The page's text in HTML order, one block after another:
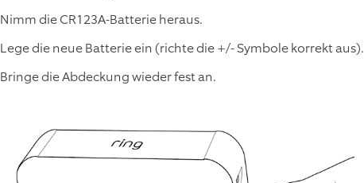
Nimm die CR123A-Batterie heraus.
Lege die neue Batterie ein (richte die +/- Symbole korrekt aus).
Bringe die Abdeckung wieder fest an.